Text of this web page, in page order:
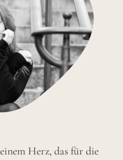
Herz, das für die